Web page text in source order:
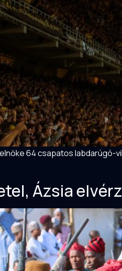
elnöke 64 csapatos
Ázsia